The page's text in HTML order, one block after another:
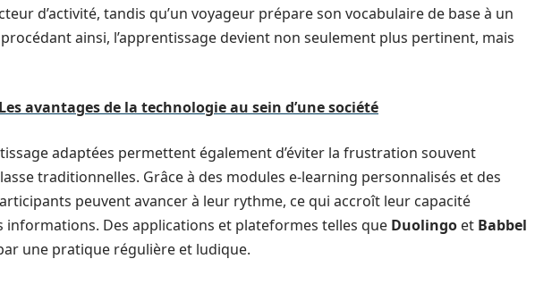
d’activité, tandis qu’un voyageur prépare son vocabulaire de base à un
ainsi, l’apprentissage devient non seulement plus pertinent, mais
Les avantages de la technologie au sein d’une société
adaptées permettent également d’éviter la frustration souvent
traditionnelles. Grâce à des modules e-learning personnalisés et des
peuvent avancer à leur rythme, ce qui accroît leur capacité
informations. Des applications et plateformes telles que Duolingo et Babbel
une pratique régulière et ludique.